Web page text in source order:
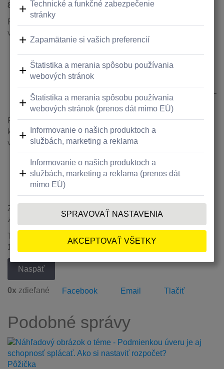
850 555.
Počas rekonštrukcie vás radi privítame a obslúžime
v najbližších pobočkách :
a 13:00 – 16:30;
v Leviciach – Ľ.Štúra 15
, PO – PIA 8:00 – 12:00
a 13:00 – 16:00;
v Topoľčanoch – Sv.Cyrila a Metoda 4595/18
, PO –
PIA 8:00 – 12:00 a 13:00 – 16:00.
Počas rekonštrukcie vám budú v Žiari nad Hronom
k dispozícii tieto bankomaty Tatra banky s možnosťou
vkladu a výberu:
samoobslužná zóna pobočky Raiffeisen banky
a Tatra banky na Nám.Matice Slovenskej 424,
obchodný dom Tesco, Slovenského národného
Zároveň môžete využiť všetky bankomaty Tatra banky. Ich
zoznam nájdete naKontakty | Raiffeisen banka
Tešíme sa na vás vo vynovených priestoroch
18.6.2026
Naspäť
0x zdieľané Facebook Email Tlačiť
Podobné správy
Pôžička